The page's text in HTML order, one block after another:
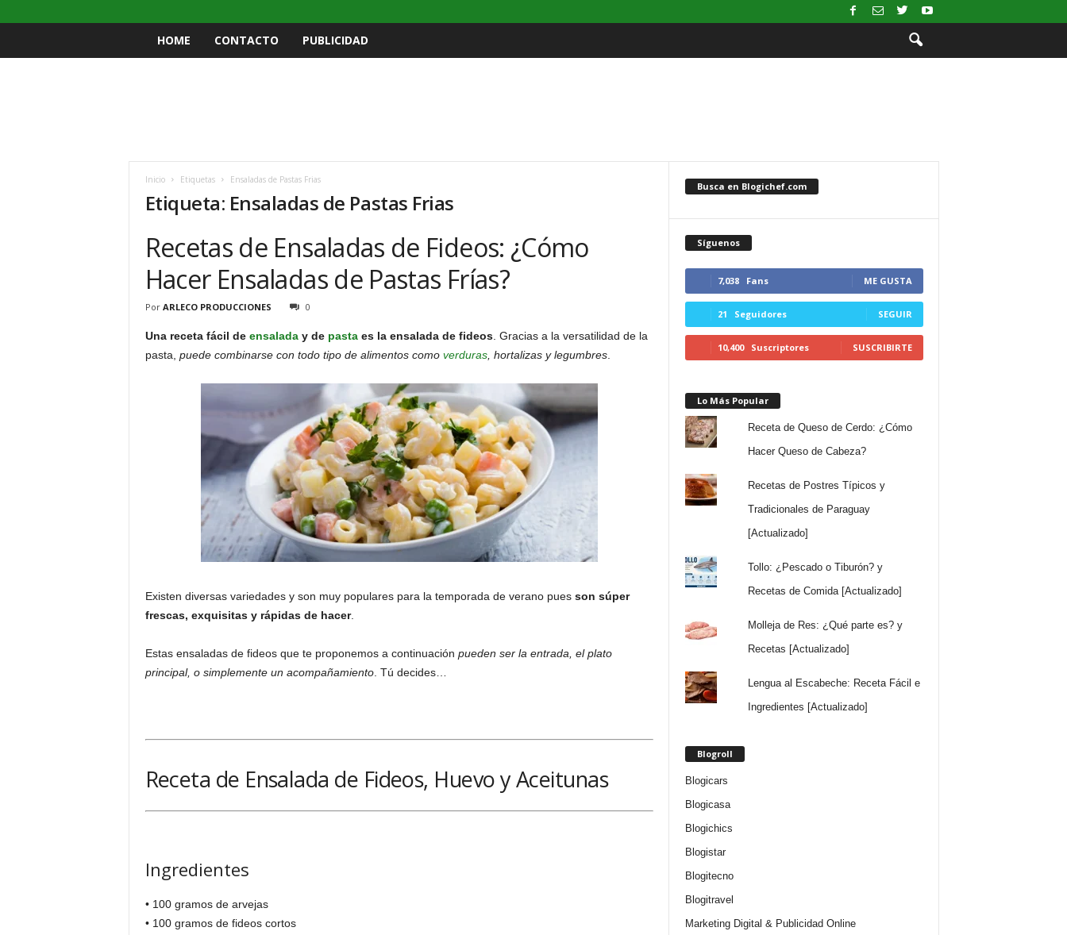
HOME CONTACTO PUBLICIDAD
Inicio Etiquetas Ensaladas de Pastas Frias
Etiqueta: Ensaladas de Pastas Frias
Recetas de Ensaladas de Fideos: ¿Cómo
Hacer Ensaladas de Pastas Frías?
Por ARLECO PRODUCCIONES 0
Una receta fácil de ensaladay de pastaes la ensalada de fideos. Gracias a la versatilidad de la
pasta, puede combinarse con todo tipo de alimentos como verduras, hortalizas y legumbres.
Existen diversas variedades y son muy populares para la temporada de verano pues son súper
frescas, exquisitas y rápidas de hacer.
Estas ensaladas de fideos que te proponemos a continuación pueden ser la entrada, el plato
principal, o simplemente un acompañamiento. Tú decides…
Receta de Ensalada de Fideos, Huevo y Aceitunas
Ingredientes
• 100 gramos de arvejas
• 100 gramos de fideos cortos
Busca en Blogichef.com
Síguenos
7,038 Fans ME GUSTA
21 Seguidores SEGUIR
10,400 Suscriptores SUSCRIBIRTE
Lo Más Popular
Receta de Queso de Cerdo: ¿Cómo
Hacer Queso de Cabeza?
Recetas de Postres Típicos y
Tradicionales de Paraguay
[Actualizado]
Tollo: ¿Pescado o Tiburón? y
Recetas de Comida [Actualizado]
Molleja de Res: ¿Qué parte es? y
Recetas [Actualizado]
Lengua al Escabeche: Receta Fácil e
Ingredientes [Actualizado]
Blogroll
Blogicars
Blogicasa
Blogichics
Blogistar
Blogitecno
Blogitravel
Marketing Digital & Publicidad Online